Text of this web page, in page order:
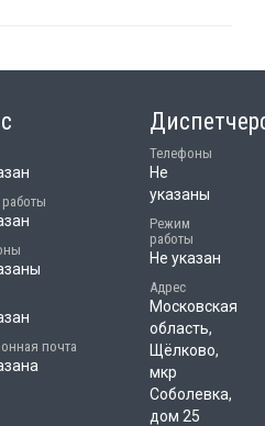
почта
Телефоны
Не
указаны
Режим
работы
Не указан
Адрес
Московская
область,
Щёлково,
мкр
Соболевка,
дом 25